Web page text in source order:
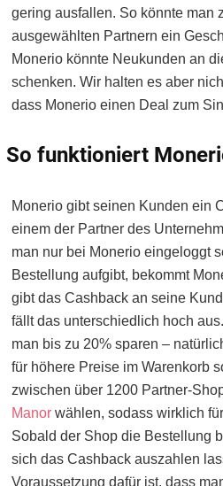
gering ausfallen. So könnte man
ausgewählten Partnern ein
Monerio könnte Neukunden an
schenken. Wir halten es aber
dass Monerio einen Deal zum
So funktioniert
Monerio gibt seinen Kunden ein
einem der Partner des
man nur bei Monerio eingeloggt
Bestellung aufgibt, bekommt
gibt das Cashback an seine
fällt das unterschiedlich hoch
man bis zu 20% sparen –
für höhere Preise im Warenkorb
zwischen über 1200 Partner-
Manor wählen, sodass wirklich
Sobald der Shop die Bestellung
sich das Cashback auszahlen
Voraussetzung dafür ist, dass